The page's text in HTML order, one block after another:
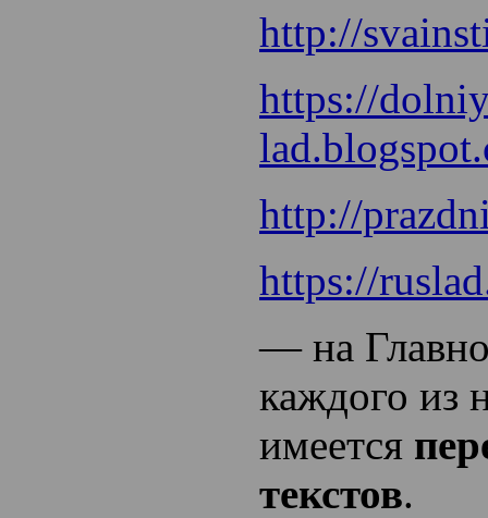
http://
https://
http://
https://
— на
каждого из
имеется
текстов.